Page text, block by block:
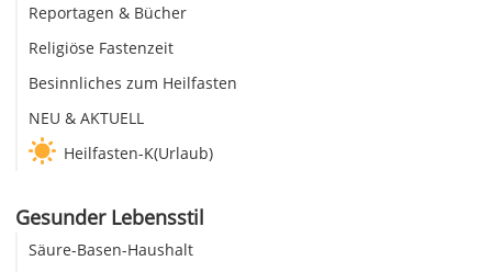
Reportagen & Bücher
Religiöse Fastenzeit
Besinnliches zum Heilfasten
NEU & AKTUELL
Heilfasten-K(Urlaub)
Gesunder Lebensstil
Säure-Basen-Haushalt